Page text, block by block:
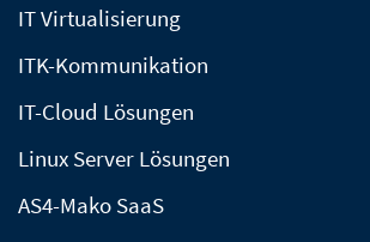
IT Virtualisierung
ITK-Kommunikation
IT-Cloud Lösungen
Linux Server Lösungen
AS4-Mako SaaS